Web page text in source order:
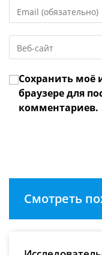
или
имя
чтобы
прокомментировать
свой
адрес,
чтобы
URL
веб-
сайта
(необязательно)
Сохранить моё
браузере для
комментариев.
Смотреть